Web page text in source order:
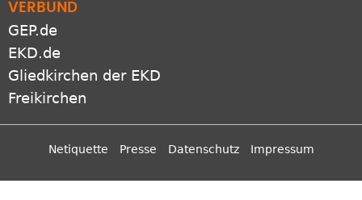
VERBUND
GEP.de
EKD.de
Gliedkirchen der EKD
Freikirchen
Netiquette Presse Datenschutz Impressum